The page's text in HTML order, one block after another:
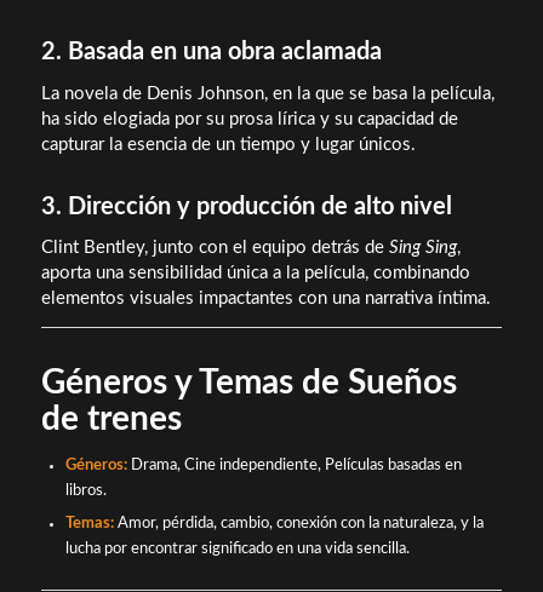
2. Basada en una obra aclamada
La novela de Denis Johnson, en la que se basa la película,
ha sido elogiada por su prosa lírica y su capacidad de
capturar la esencia de un tiempo y lugar únicos.
3. Dirección y producción de alto nivel
Clint Bentley, junto con el equipo detrás de Sing Sing,
aporta una sensibilidad única a la película, combinando
elementos visuales impactantes con una narrativa íntima.
Géneros y Temas de Sueños
de trenes
Géneros:Drama, Cine independiente, Películas basadas en
libros.
Temas:Amor, pérdida, cambio, conexión con la naturaleza, y la
lucha por encontrar significado en una vida sencilla.